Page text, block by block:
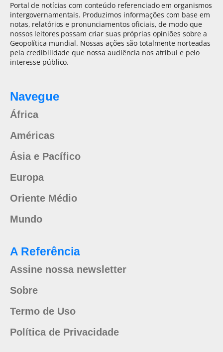
Portal de notícias com conteúdo referenciado em organismos
intergovernamentais. Produzimos informações com base em
notas, relatórios e pronunciamentos oficiais, de modo que
nossos leitores possam criar suas próprias opiniões sobre a
Geopolítica mundial. Nossas ações são totalmente norteadas
pela credibilidade que nossa audiência nos atribui e pelo
interesse público.
Navegue
África
Américas
Ásia e Pacífico
Europa
Oriente Médio
Mundo
A Referência
Assine nossa newsletter
Sobre
Termo de Uso
Política de Privacidade